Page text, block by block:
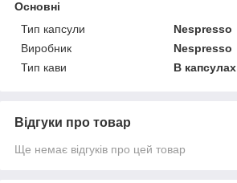
Основні
Тип капсули
Nespresso
Виробник
Nespresso
Тип кави
В капсулах
Відгуки про товар
Ще немає відгуків про цей товар